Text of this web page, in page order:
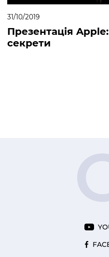
31/10/2019
Презентація Apple:
секрети